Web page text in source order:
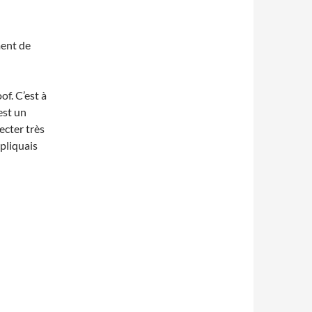
de
C’est à
un
très